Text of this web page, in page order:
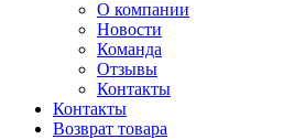
О компании
Новости
Команда
Отзывы
Контакты
Контакты
Возврат товара